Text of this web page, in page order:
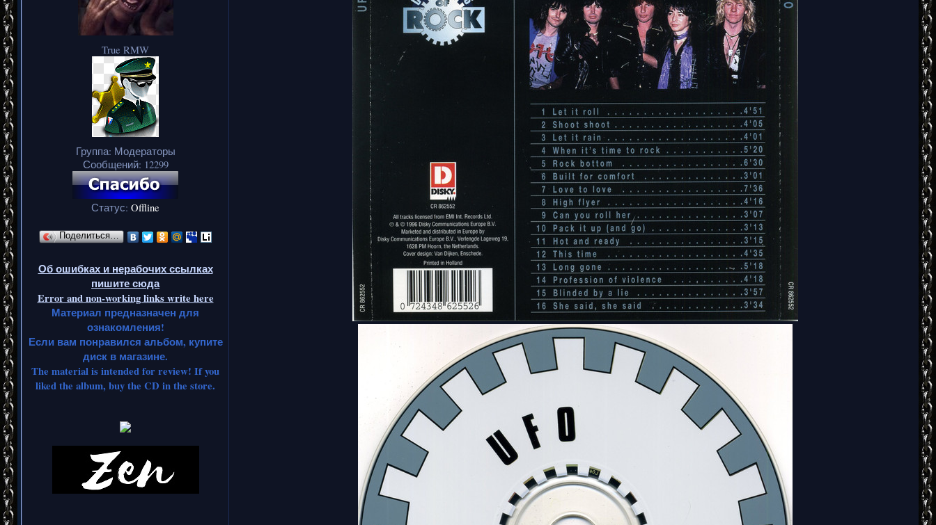
True RMW
Группа: Модераторы
Сообщений: 12299
Статус: Offline
Поделиться…
Об ошибках и нерабочих ссылках
пишите сюда
Error and non-working links write here
Материал предназначен для
ознакомления!
Если вам понравился альбом, купите
диск в магазине.
The material is intended for review! If you
liked the album, buy the CD in the store.